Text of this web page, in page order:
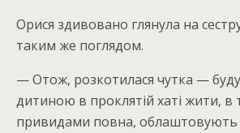
Орися здивовано глянула на
таким же поглядом.
— Отож, розкотилася чутка —
дитиною в проклятій хаті жити, в
привидами повна, облаштовують